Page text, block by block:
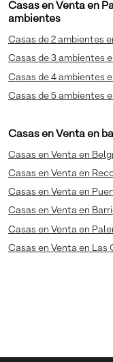
Casas en Venta en
ambientes
Casas de 2 ambientes
Casas de 3 ambientes
Casas de 4 ambientes
Casas de 5 ambientes
Casas en Venta en
Casas en Venta en
Casas en Venta en
Casas en Venta en
Casas en Venta en
Casas en Venta en
Casas en Venta en Las